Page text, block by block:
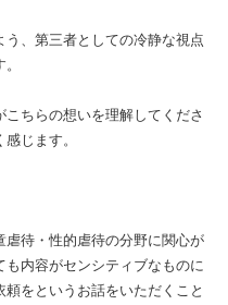
、第三者としての冷静な視点
ちらの想いを理解してくださ
じます。
待・性的虐待の分野に関心が
内容がセンシティブなものに
をというお話をいただくこと